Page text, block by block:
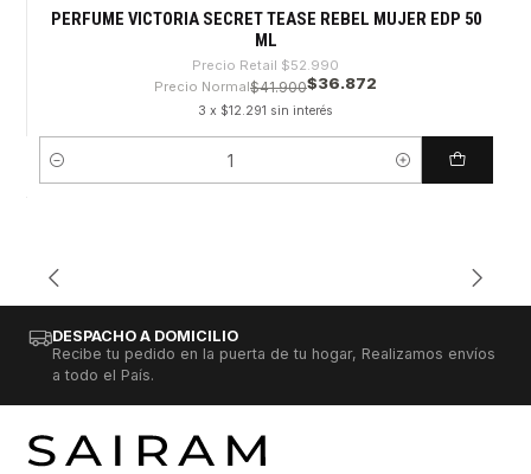
PERFUME VICTORIA SECRET TEASE REBEL MUJER EDP 50
ML
Precio Retail $52.990
Precio Normal$41.900$36.872
3 x $12.291 sin interés
Cantidad
DESPACHO A DOMICILIO
Recibe tu pedido en la puerta de tu hogar, Realizamos envíos
a todo el País.